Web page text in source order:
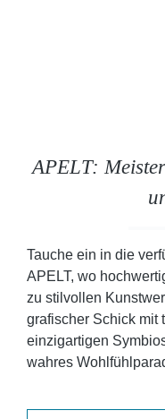
APELT:
Tauche ein in die
APELT, wo
zu stilvollen
grafischer Schick mit
einzigartigen
wahres